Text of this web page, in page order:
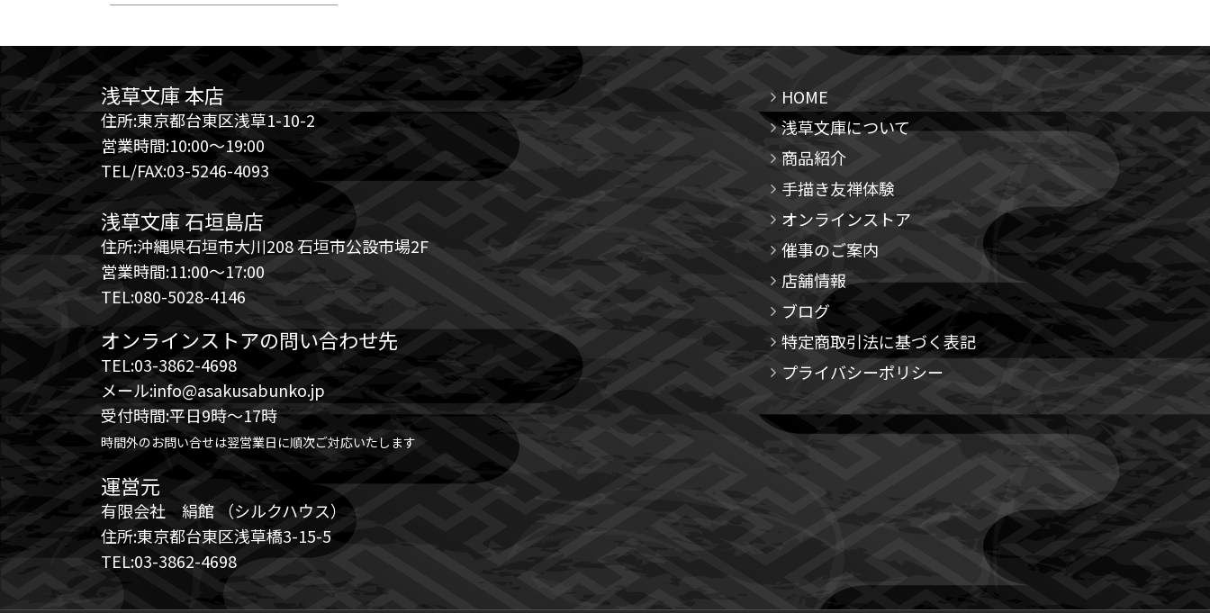
浅草文庫 本店
住所:東京都台東区浅草1-10-2
営業時間:10:00～19:00
TEL/FAX:03-5246-4093
浅草文庫 石垣島店
住所:沖縄県石垣市大川208 石垣市公設市場2F
営業時間:11:00～17:00
TEL:080-5028-4146
オンラインストアの問い合わせ先
TEL:03-3862-4698
メール:info@asakusabunko.jp
受付時間:平日9時～17時
時間外のお問い合せは翌営業日に順次ご対応いたします
運営元
有限会社 絹館 （シルクハウス）
住所:東京都台東区浅草橋3-15-5
TEL:03-3862-4698
HOME
浅草文庫について
商品紹介
手描き友禅体験
オンラインストア
催事のご案内
店舗情報
ブログ
特定商取引法に基づく表記
プライバシーポリシー